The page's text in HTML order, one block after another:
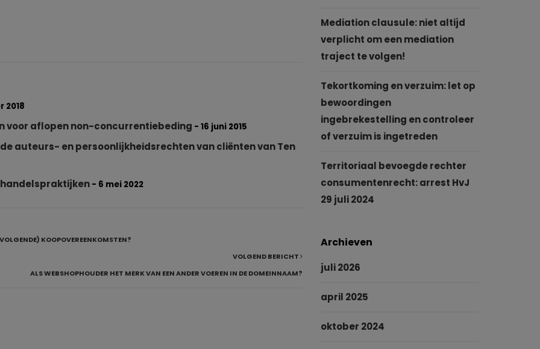
2018
voor aflopen non-concurrentiebeding - 16 juni 2015
auteurs- en persoonlijkheidsrechten van cliënten van Ten
- 6 mei 2022
KOOPOVEREENKOMSTEN?
VOLGEND BERICHT
ALS WEBSHOPHOUDER HET MERK VAN EEN ANDER VOEREN IN DE DOMEINNAAM?
Mediation clausule: niet altijd
verplicht om een mediation
traject te volgen!
Tekortkoming en verzuim: let op
bewoordingen
ingebrekestelling en controleer
of verzuim is ingetreden
Territoriaal bevoegde rechter
consumentenrecht: arrest HvJ
29 juli 2024
Archieven
juli 2026
april 2025
oktober 2024